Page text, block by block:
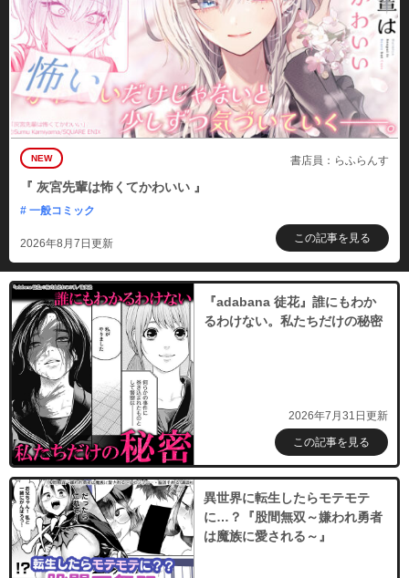
NEW 書店員：らふらんす
『 灰宮先輩は怖くてかわいい 』
# 一般コミック
2026年8月7日更新 この記事を見る
『adabana 徒花』誰にもわか
るわけない。私たちだけの秘密
2026年7月31日更新
この記事を見る
異世界に転生したらモテモテ
に…？『股間無双～嫌われ勇者
は魔族に愛される～』